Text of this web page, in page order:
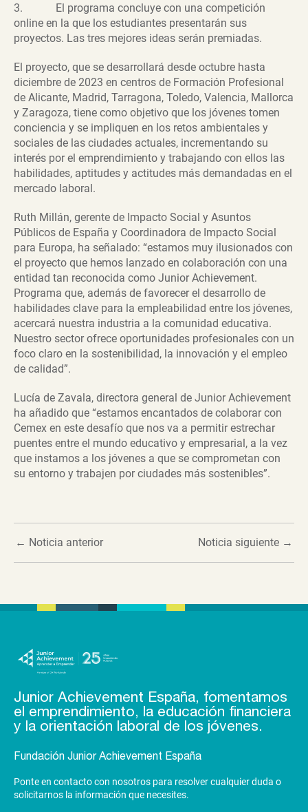
3. El programa concluye con una competición
online en la que los estudiantes presentarán sus
proyectos. Las tres mejores ideas serán premiadas.
El proyecto, que se desarrollará desde octubre hasta
diciembre de 2023 en centros de Formación Profesional
de Alicante, Madrid, Tarragona, Toledo, Valencia, Mallorca
y Zaragoza, tiene como objetivo que los jóvenes tomen
conciencia y se impliquen en los retos ambientales y
sociales de las ciudades actuales, incrementando su
interés por el emprendimiento y trabajando con ellos las
habilidades, aptitudes y actitudes más demandadas en el
mercado laboral.
Ruth Millán, gerente de Impacto Social y Asuntos
Públicos de España y Coordinadora de Impacto Social
para Europa, ha señalado: “estamos muy ilusionados con
el proyecto que hemos lanzado en colaboración con una
entidad tan reconocida como Junior Achievement.
Programa que, además de favorecer el desarrollo de
habilidades clave para la empleabilidad entre los jóvenes,
acercará nuestra industria a la comunidad educativa.
Nuestro sector ofrece oportunidades profesionales con un
foco claro en la sostenibilidad, la innovación y el empleo
de calidad”.
Lucía de Zavala, directora general de Junior Achievement
ha añadido que “estamos encantados de colaborar con
Cemex en este desafío que nos va a permitir estrechar
puentes entre el mundo educativo y empresarial, a la vez
que instamos a los jóvenes a que se comprometan con
su entorno y trabajen por ciudades más sostenibles”.
← Noticia anterior Noticia siguiente →
Junior Achievement España, fomentamos
el emprendimiento, la educación financiera
y la orientación laboral de los jóvenes.
Fundación Junior Achievement España
Ponte en contacto con nosotros para resolver cualquier duda o
solicitarnos la información que necesites.